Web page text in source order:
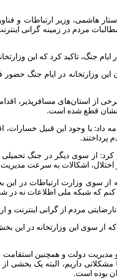
مردم در زمینه گرانی
جنگ، تاکید کرد که این
وزارتخانه در ایام جنگ حضور
از استان‌های مسافرپذیر،
قطع شده است.
داد: با وجود این قبیل
پرداختند.
کرد: از سوی دیگر در جنگ
اشکالات به سرعت مدیریت
از سوی وزارت ارتباطات در
که شبکه ملی اطلاعات نه
از سوی این وزارتخانه در
مدیریت دولت و همچنین
داریم، البته یک
بوده است.